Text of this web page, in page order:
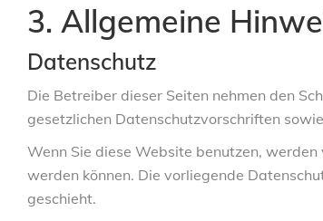
3. Allgemeine
Datenschutz
Die Betreiber dieser Seiten nehmen den
gesetzlichen Datenschutzvorschriften
Wenn Sie diese Website benutzen,
werden können. Die vorliegende
geschieht.